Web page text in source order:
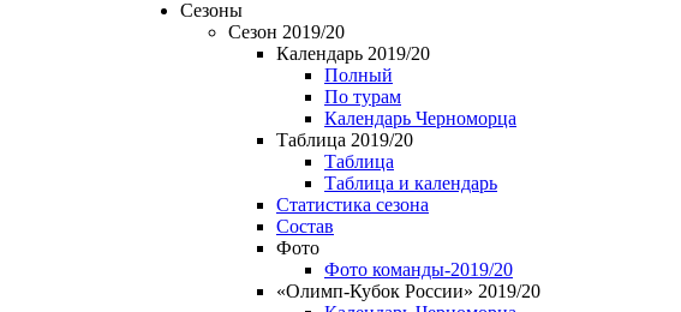
Сезоны
Сезон 2019/20
Календарь 2019/20
Полный
По турам
Календарь Черноморца
Таблица 2019/20
Таблица
Таблица и календарь
Статистика сезона
Состав
Фото
Фото команды-2019/20
«Олимп-Кубок России» 2019/20